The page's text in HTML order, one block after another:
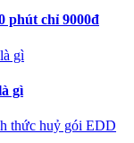
phút chỉ 9000đ
gì